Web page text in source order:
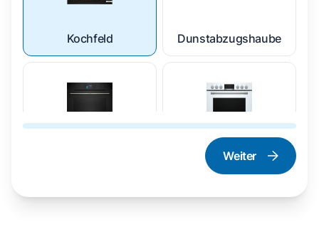
Kochfeld Dunstabzugshaube
Herd und Backofen
Weiter